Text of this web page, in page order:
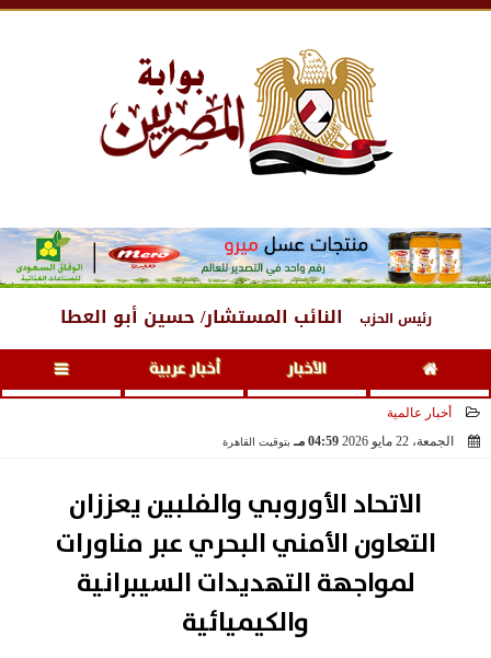
رئيس الحزب النائب المستشار/ حسين أبو العطا
الأخبار أخبار عربية
أخبار عالمية
الجمعة، 22 مايو 2026
04:59 مـ بتوقيت القاهرة
الاتحاد الأوروبي والفلبين يعززان
التعاون الأمني البحري عبر مناورات
لمواجهة التهديدات السيبرانية
والكيميائية